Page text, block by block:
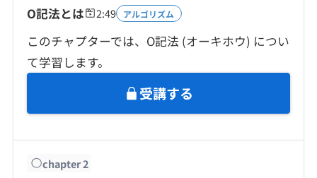
学校向けプラン
O記法とは 2:49 アルゴリズム
このチャプターでは、O記法 (オーキホウ) につい
て学習します。
受講する
chapter2